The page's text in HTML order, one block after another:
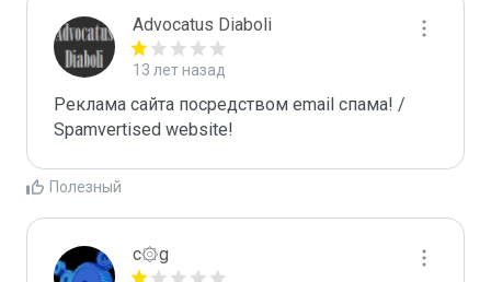
Advocatus Diaboli
13 лет назад
Реклама сайта посредством email спама! /
Spamvertised website!
Полезный
c۞g